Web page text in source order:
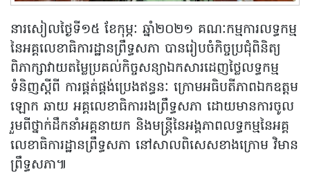
នារសៀលថ្ងៃទី១៥ ខែកុម្ភៈ ឆ្នាំ២០២១ គណៈកម្មការលទ្ធកម្ម
នៃអគ្គលេខាធិការដ្ឋានព្រឹទ្ធសភា បានរៀបចំកិច្ចប្រជុំពិនិត្យ
ពិភាក្សាវាយតម្លៃប្រគល់កិច្ចសន្យាឯកសារដេញថ្លៃលទ្ធកម្ម
ទំនិញស្តីពី ការផ្គត់ផ្គង់ប្រេងឥន្ធនៈ ក្រោមអធិបតីភាពឯកឧត្តម
ឡោក ឆាយ អគ្គលេខាធិការរងព្រឹទ្ធសភា ដោយមានការចូល
រួមពីថ្នាក់ដឹកនាំអគ្គនាយក និងមន្ត្រីនៃអង្គភាពលទ្ធកម្មនៃអគ្គ
លេខាធិការដ្ឋានព្រឹទ្ធសភា នៅសាលពិសេសខាងក្រោម វិមាន
ព្រឹទ្ធសភា៕